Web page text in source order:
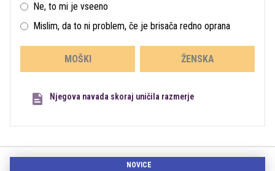
Ne, to mi je vseeno
Mislim, da to ni problem, če je brisača redno oprana
MOŠKI ŽENSKA
Njegova navada skoraj uničila razmerje
NOVICE